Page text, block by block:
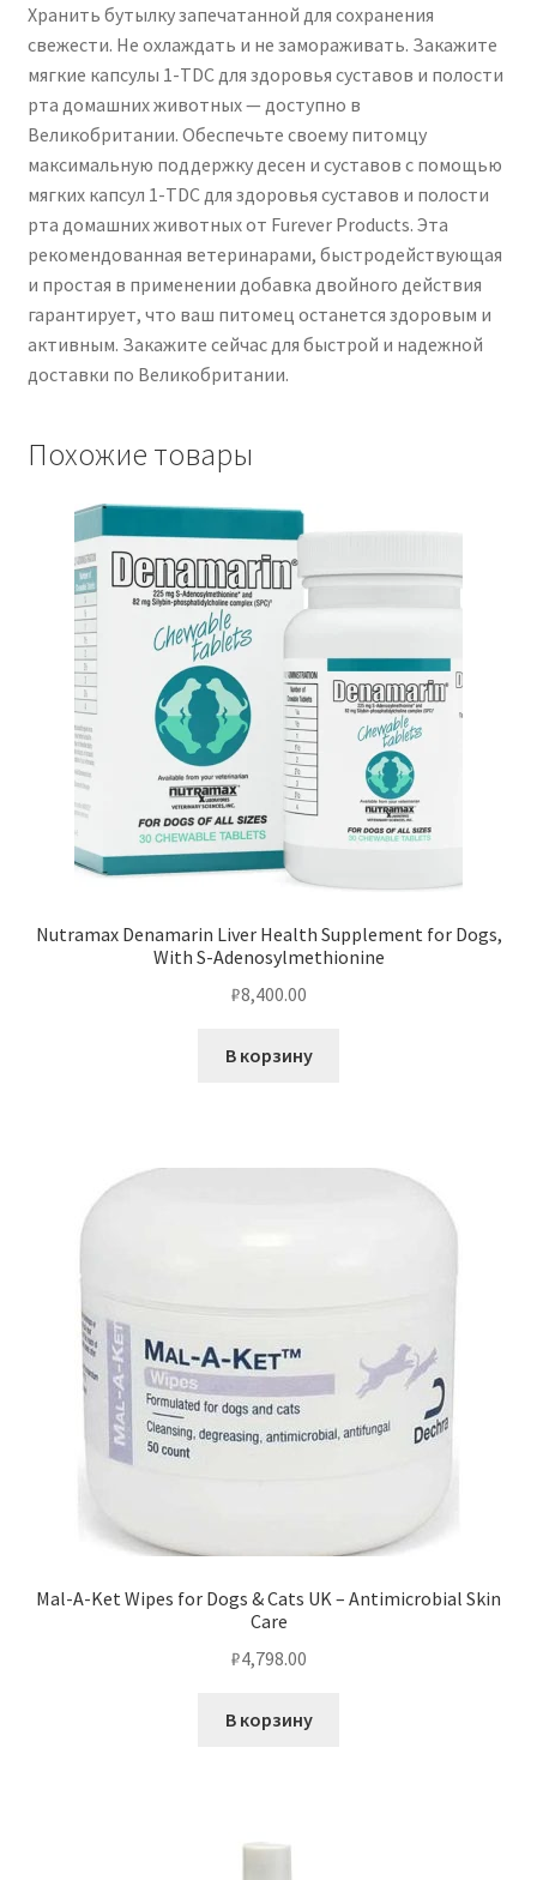
Хранить бутылку запечатанной для сохранения
свежести. Не охлаждать и не замораживать. Закажите
мягкие капсулы 1-TDC для здоровья суставов и полости
рта домашних животных — доступно в
Великобритании. Обеспечьте своему питомцу
максимальную поддержку десен и суставов с помощью
мягких капсул 1-TDC для здоровья суставов и полости
рта домашних животных от Furever Products. Эта
рекомендованная ветеринарами, быстродействующая
и простая в применении добавка двойного действия
гарантирует, что ваш питомец останется здоровым и
активным. Закажите сейчас для быстрой и надежной
доставки по Великобритании.
Похожие товары
Nutramax Denamarin Liver Health Supplement for Dogs,
With S-Adenosylmethionine
₽8,400.00
В корзину
Mal-A-Ket Wipes for Dogs & Cats UK – Antimicrobial Skin
Care
₽4,798.00
В корзину